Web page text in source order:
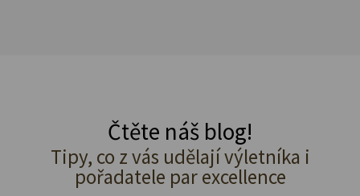
Čtěte náš blog!
Tipy, co z vás udělají výletníka i
pořadatele par excellence